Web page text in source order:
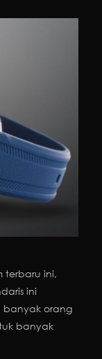
terbaru ini,
ini
banyak orang
banyak